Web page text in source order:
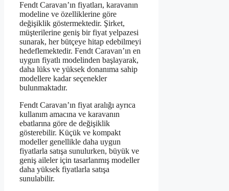
Fendt Caravan’ın fiyatları, karavanın
modeline ve özelliklerine göre
değişiklik göstermektedir. Şirket,
müşterilerine geniş bir fiyat yelpazesi
sunarak, her bütçeye hitap edebilmeyi
hedeflemektedir. Fendt Caravan’ın en
uygun fiyatlı modelinden başlayarak,
daha lüks ve yüksek donanıma sahip
modellere kadar seçenekler
bulunmaktadır.
Fendt Caravan’ın fiyat aralığı ayrıca
kullanım amacına ve karavanın
ebatlarına göre de değişiklik
gösterebilir. Küçük ve kompakt
modeller genellikle daha uygun
fiyatlarla satışa sunulurken, büyük ve
geniş aileler için tasarlanmış modeller
daha yüksek fiyatlarla satışa
sunulabilir.